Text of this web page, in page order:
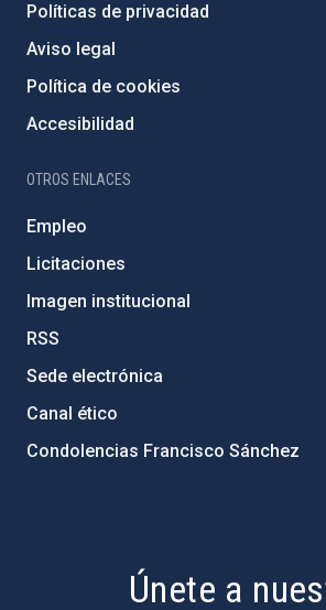
Políticas de privacidad
Aviso legal
Política de cookies
Accesibilidad
OTROS ENLACES
Empleo
Licitaciones
Imagen institucional
RSS
Sede electrónica
Canal ético
Condolencias Francisco Sánchez
Únete a